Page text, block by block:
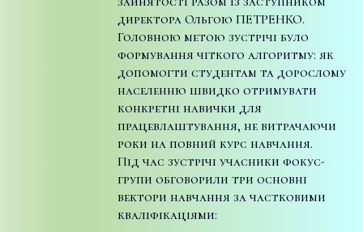
директора Ольгою ПЕТРЕНКО.
Головною метою зустрічі було
формування чіткого алгоритму: як
допомогти студентам та дорослому
населенню швидко отримувати
конкретні навички для
працевлаштування, не витрачаючи
роки на повний курс навчання.
Під час зустрічі учасники фокус-
групи обговорили три основні
вектори навчання за частковими
кваліфікаціями: